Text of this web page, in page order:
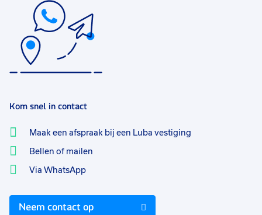
Kom snel in contact
Maak een afspraak bij een Luba vestiging
Bellen of mailen
Via WhatsApp
Neem contact op